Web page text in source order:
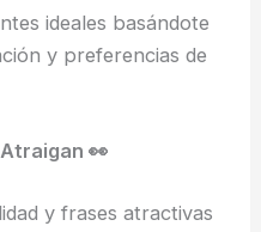
ideales basándote
y preferencias de
👀
y frases atractivas